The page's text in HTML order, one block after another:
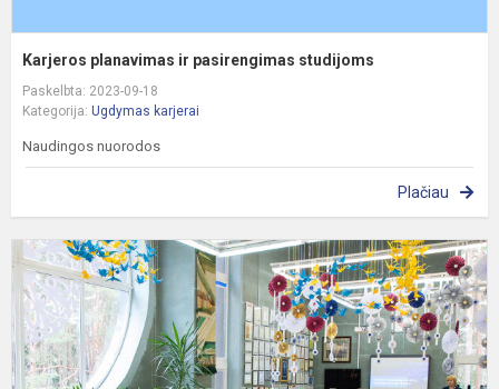
Karjeros planavimas ir pasirengimas studijoms
Paskelbta: 2023-09-18
Kategorija: Ugdymas karjerai
Naudingos nuorodos
Plačiau